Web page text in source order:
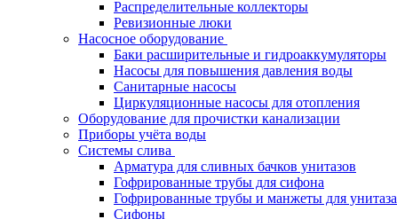
Распределительные коллекторы
Ревизионные люки
Насосное оборудование
Баки расширительные и гидроаккумуляторы
Насосы для повышения давления воды
Санитарные насосы
Циркуляционные насосы для отопления
Оборудование для прочистки канализации
Приборы учёта воды
Системы слива
Арматура для сливных бачков унитазов
Гофрированные трубы для сифона
Гофрированные трубы и манжеты для унитаза
Сифоны